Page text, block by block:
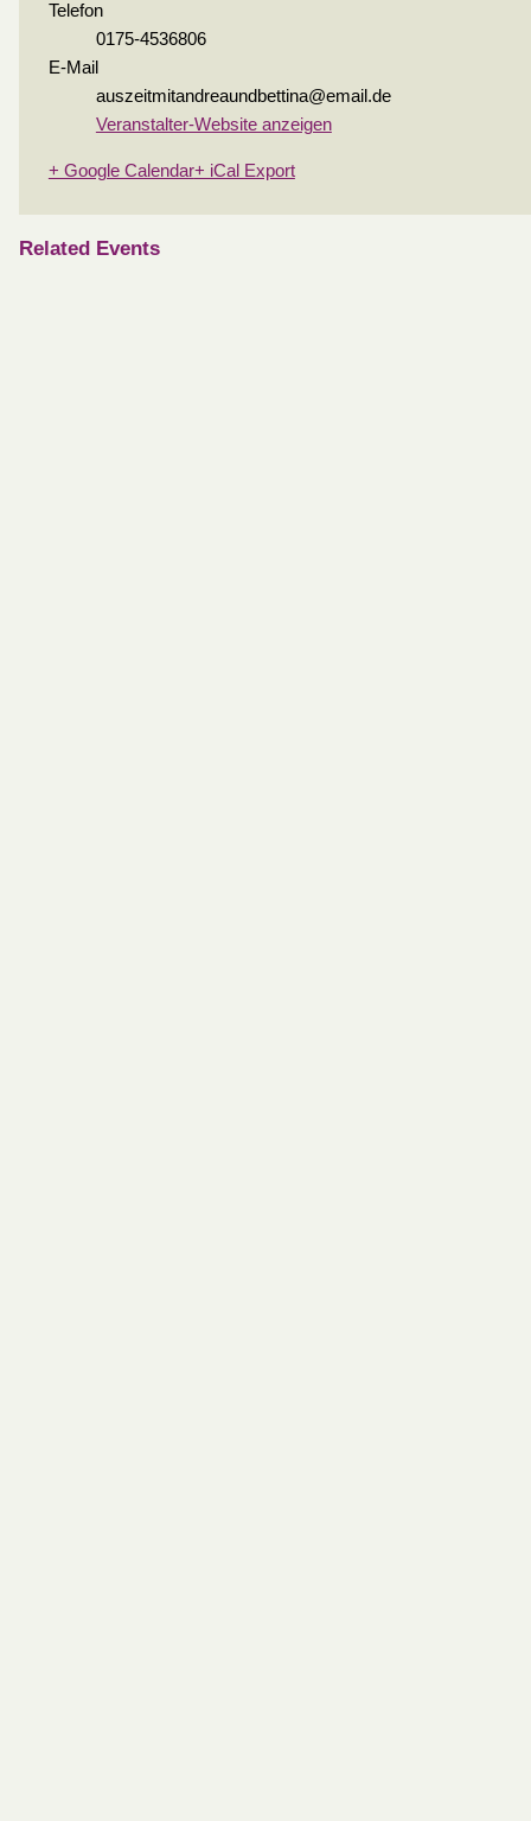
Telefon
0175-4536806
E-Mail
auszeitmitandreaundbettina@email.de
Veranstalter-Website anzeigen
+ Google Calendar+ iCal Export
Related Events